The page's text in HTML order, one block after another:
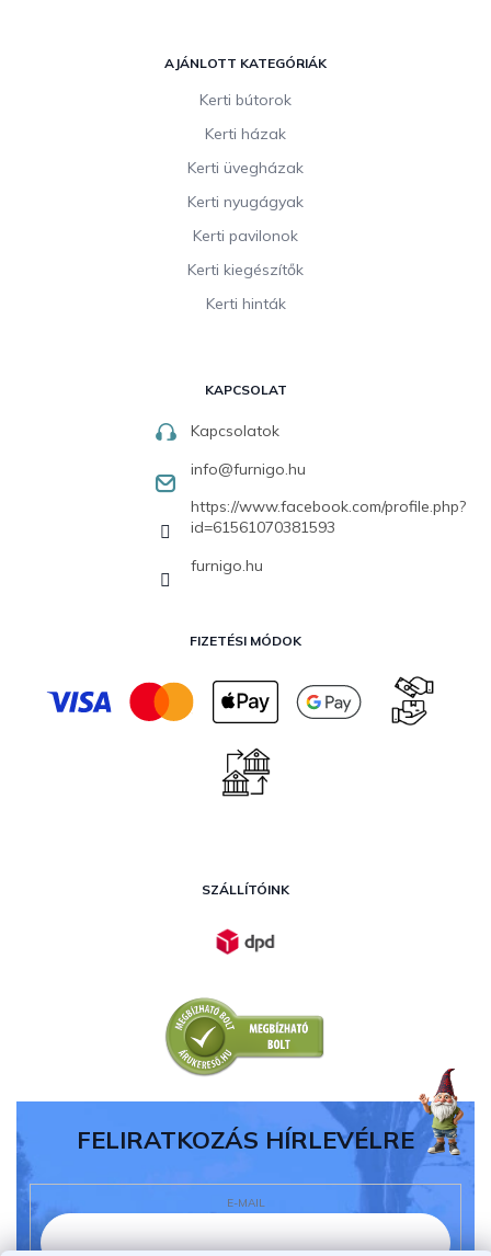
AJÁNLOTT KATEGÓRIÁK
Kerti bútorok
Kerti házak
Kerti üvegházak
Kerti nyugágyak
Kerti pavilonok
Kerti kiegészítők
Kerti hinták
KAPCSOLAT
Kapcsolatok
info@furnigo.hu
https://www.facebook.com/profile.php?
id=61561070381593
furnigo.hu
FIZETÉSI MÓDOK
SZÁLLÍTÓINK
FELIRATKOZÁS HÍRLEVÉLRE
E-MAIL